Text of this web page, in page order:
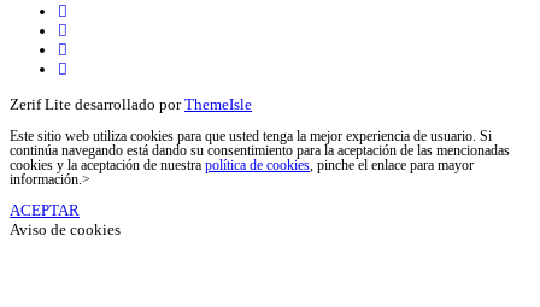
Enlace
de
Facebook
Enlace
de
Twitter
Enlace
de
Zerif Lite desarrollado porThemeIsle
Este sitio web utiliza cookies para que usted tenga la mejor experiencia de usuario. Si
continúa navegando está dando su consentimiento para la aceptación de las mencionadas
cookies y la aceptación de nuestra política de cookies, pinche el enlace para mayor
información.>
ACEPTAR
Aviso de cookies